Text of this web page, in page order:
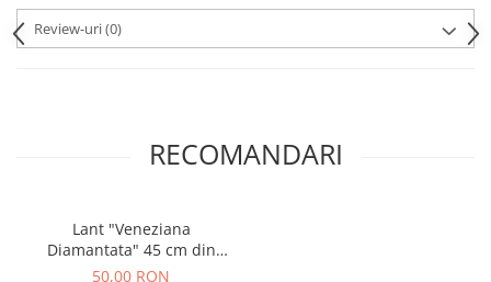
Review-uri(0)
RECOMANDARI
Lant "Veneziana
Diamantata" 45 cm din
Argint
50,00 RON